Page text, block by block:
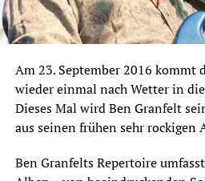
Am 23. September 2016 kommt
wieder einmal nach Wetter in
Dieses Mal wird Ben Granfelt
aus seinen frühen sehr rockigen
Ben Granfelts Repertoire